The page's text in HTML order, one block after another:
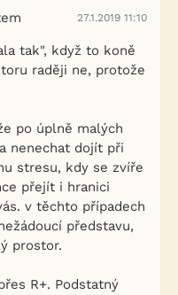
27.1.2019 11:10
tak", když to koně
raději ne, protože
po úplně malých
nenechat dojít při
stresu, kdy se zvíře
přejít i hranici
v těchto případech
představu,
prostor.
R+. Podstatný